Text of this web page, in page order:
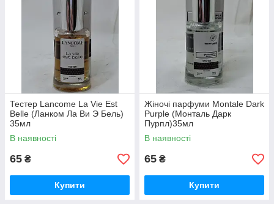
Тестер Lancome La Vie Est
Belle (Ланком Ла Ви Э Бель)
35мл
В наявності
65 ₴
Купити
Жіночі парфуми Montale Dark
Purple (Монталь Дарк
Пурпл)35мл
В наявності
65 ₴
Купити